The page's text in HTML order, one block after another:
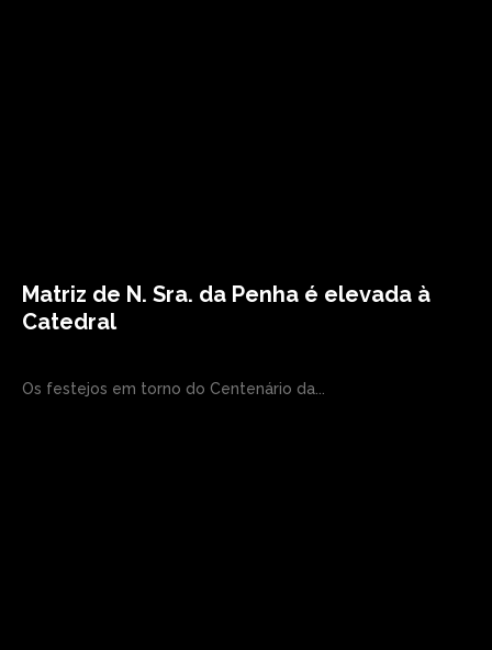
Matriz de N. Sra. da Penha é elevada à
Catedral
Os festejos em torno do Centenário da...